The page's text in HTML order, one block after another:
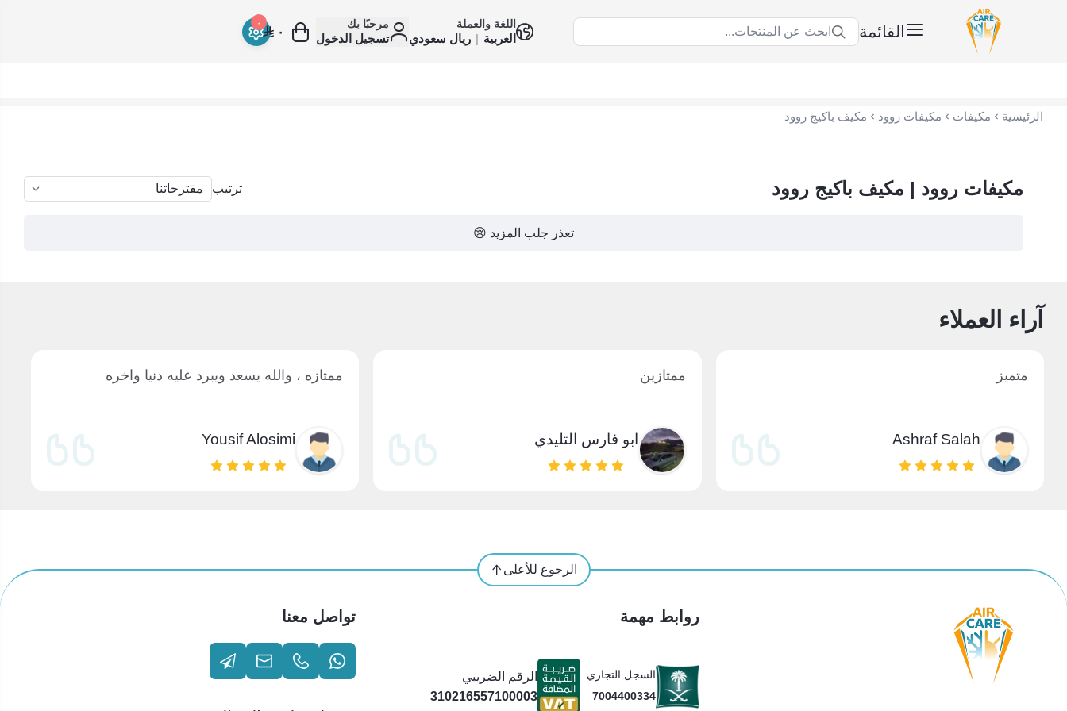
القائمة ابحث عن المنتجات...
اللغة والعملة
العربية | ريال سعودي
مرحبًا بك
تسجيل الدخول
٠
٠
الرئيسية مكيفات مكيفات روود مكيف باكيج روود
مكيفات روود | مكيف باكيج روود ترتيب
تعذر جلب المزيد 😢
آراء العملاء
متميز
Ashraf Salah
ممتازين
ابو فارس التليدي
ممتازه ، والله يسعد ويبرد عليه دنيا واخره
Yousif Alosimi
الرجوع للأعلى
روابط مهمة
السجل التجاري
7004400334
الرقم الضريبي
310216557100003
تواصل معنا